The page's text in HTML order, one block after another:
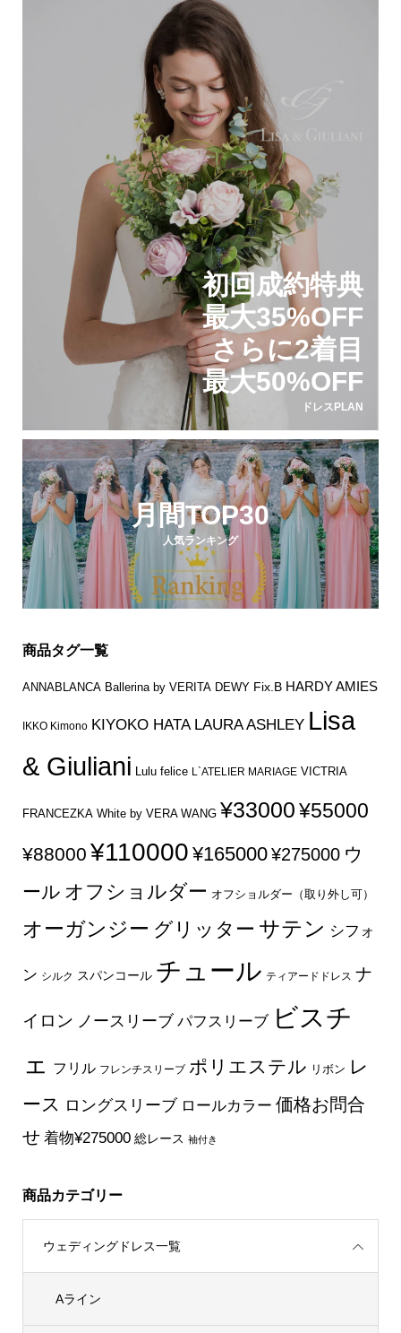
初回成約特典
最大35%OFF
さらに2着目
最大50%OFF
ドレスPLAN
月間TOP30
人気ランキング
商品タグ一覧
ANNABLANCA Ballerina by VERITA DEWY Fix.B HARDY AMIES
IKKO Kimono KIYOKO HATA LAURA ASHLEY Lisa
& Giuliani Lulu felice L`ATELIER MARIAGE VICTRIA
FRANCEZKA White by VERA WANG ¥33000¥55000
¥88000 ¥110000 ¥165000¥275000 ウ
ール オフショルダー オフショルダー（取り外し可）
オーガンジー グリッター サテン シフォ
ン シルク スパンコール チュール ティアードドレス ナ
イロン ノースリーブ パフスリーブ ビスチ
ェ フリル フレンチスリーブ ポリエステル リボン レ
ース ロングスリーブ ロールカラー 価格お問合
せ 着物¥275000 総レース 袖付き
商品カテゴリー
ウェディングドレス一覧
Aライン